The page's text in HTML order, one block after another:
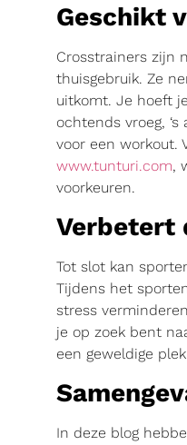
Geschikt
Crosstrainers zijn
thuisgebruik. Ze
uitkomt. Je hoeft
ochtends vroeg,
voor een workout.
www.tunturi.com,
voorkeuren.
Verbetert
Tot slot kan
Tijdens het
stress
je op zoek bent
een geweldige
In deze blog